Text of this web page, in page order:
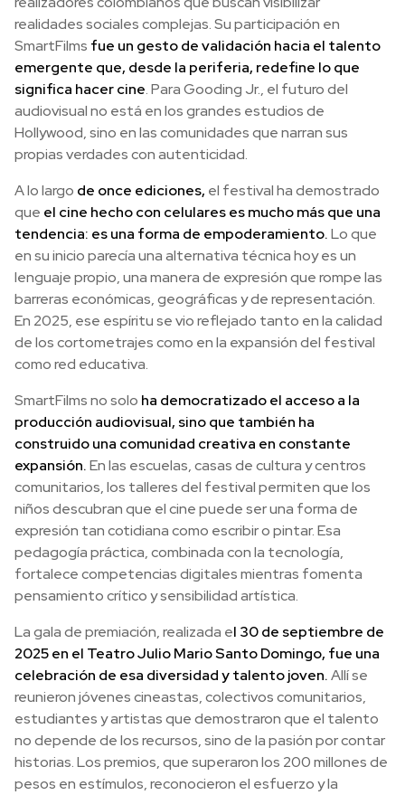
realidades sociales complejas. Su participación en
SmartFilms fue un gesto de validación hacia el talento
emergente que, desde la periferia, redefine lo que
significa hacer cine. Para Gooding Jr., el futuro del
audiovisual no está en los grandes estudios de
Hollywood, sino en las comunidades que narran sus
propias verdades con autenticidad.
A lo largo de once ediciones, el festival ha demostrado
que el cine hecho con celulares es mucho más que una
tendencia: es una forma de empoderamiento.Lo que
en su inicio parecía una alternativa técnica hoy es un
lenguaje propio, una manera de expresión que rompe las
barreras económicas, geográficas y de representación.
En 2025, ese espíritu se vio reflejado tanto en la calidad
de los cortometrajes como en la expansión del festival
como red educativa.
SmartFilms no solo ha democratizado el acceso a la
producción audiovisual, sino que también ha
construido una comunidad creativa en constante
expansión.En las escuelas, casas de cultura y centros
comunitarios, los talleres del festival permiten que los
niños descubran que el cine puede ser una forma de
expresión tan cotidiana como escribir o pintar. Esa
pedagogía práctica, combinada con la tecnología,
fortalece competencias digitales mientras fomenta
pensamiento crítico y sensibilidad artística.
La gala de premiación, realizada el 30 de septiembre de
2025 en el Teatro Julio Mario Santo Domingo, fue una
celebración de esa diversidad y talento joven.Allí se
reunieron jóvenes cineastas, colectivos comunitarios,
estudiantes y artistas que demostraron que el talento
no depende de los recursos, sino de la pasión por contar
historias. Los premios, que superaron los 200 millones de
pesos en estímulos, reconocieron el esfuerzo y la